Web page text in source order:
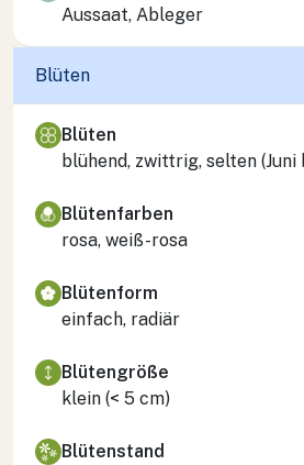
Aussaat, Ableger
Blüten
Blüten
blühend, zwittrig, selten (Juni
Blütenfarben
rosa, weiß-rosa
Blütenform
einfach, radiär
Blütengröße
klein (< 5 cm)
Blütenstand